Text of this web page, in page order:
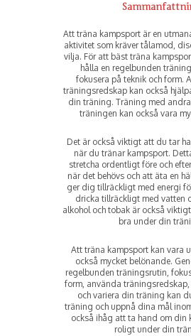
Att träna kampsport är en
aktivitet som kräver tålamod,
vilja. För att bäst träna
hålla en regelbunden
fokusera på teknik och form.
träningsredskap kan också
din träning. Träning med
träningen kan också vara
Det är också viktigt att du tar
när du tränar kampsport.
stretcha ordentligt före och
när det behövs och att äta en
ger dig tillräckligt med energi
dricka tillräckligt med vatten
alkohol och tobak är också
bra under din
Att träna kampsport kan vara
också mycket belönande.
regelbunden träningsrutin,
form, använda
och variera din träning kan
träning och uppnå dina mål
också ihåg att ta hand om din
roligt under din